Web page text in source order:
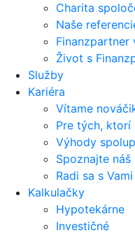
Charita
Naše
Finanzpartner
Život s
Služby
Kariéra
Vítame
Pre tých, ktorí
Výhody
Spoznajte náš
Radi sa s
Kalkulačky
Hypotekárne
Investičné